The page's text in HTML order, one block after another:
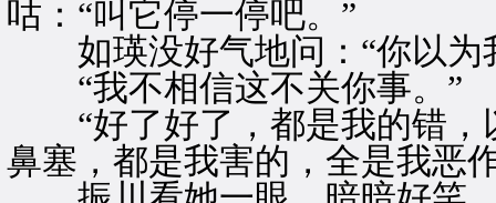
咕：“叫它停一停吧。”
如瑛没好气地问：“你以为
“我不相信这不关你事。”
“好了好了，都是我的错，
鼻塞，都是我害的，全是我恶